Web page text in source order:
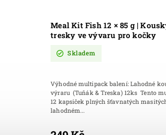
Meal Kit Fish 12 × 85 g |
tresky ve vývaru pro kočky
Skladem
Výhodné multipack balení: Lahodné
výraru (Tuňák & Treska) 12ks Tento
12 kapsiček plných šťavnatých
lahodném...